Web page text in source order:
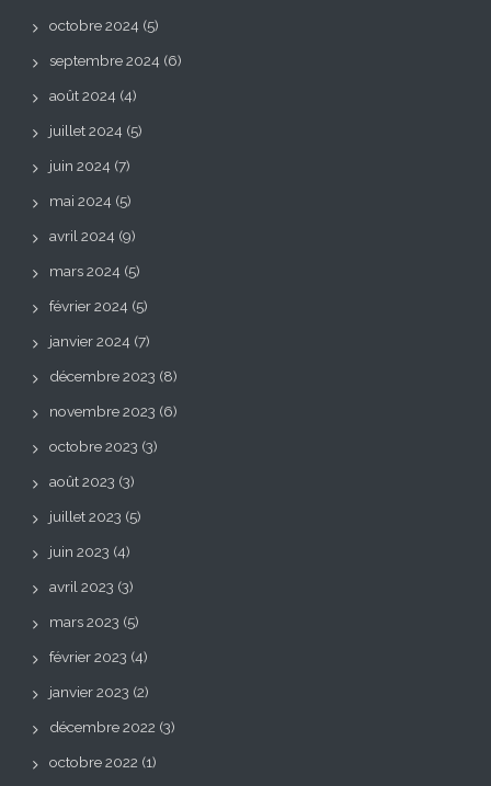
octobre 2024 (5)
septembre 2024 (6)
août 2024 (4)
juillet 2024 (5)
juin 2024 (7)
mai 2024 (5)
avril 2024 (9)
mars 2024 (5)
février 2024 (5)
janvier 2024 (7)
décembre 2023 (8)
novembre 2023 (6)
octobre 2023 (3)
août 2023 (3)
juillet 2023 (5)
juin 2023 (4)
avril 2023 (3)
mars 2023 (5)
février 2023 (4)
janvier 2023 (2)
décembre 2022 (3)
octobre 2022 (1)